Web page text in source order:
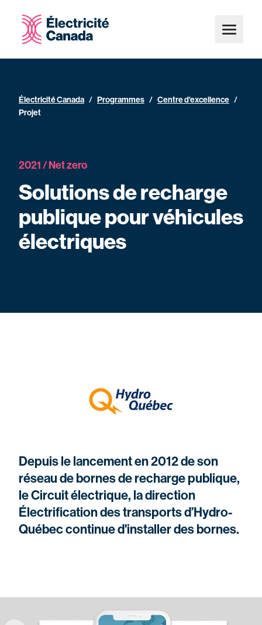
Électricité Canada / Programmes / Centre d'excellence /
Projet
2021 / Net zero
Solutions de recharge
publique pour véhicules
électriques
Depuis le lancement en 2012 de son
réseau de bornes de recharge publique,
le Circuit électrique, la direction
Électrification des transports d’Hydro-
Québec continue d'installer des bornes.